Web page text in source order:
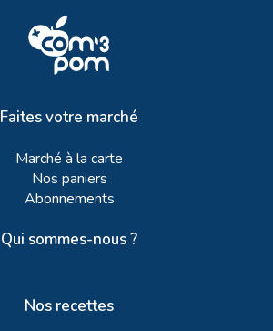
Faites votre marché
Marché à la carte
Nos paniers
Abonnements
Qui sommes-nous ?
Nos recettes